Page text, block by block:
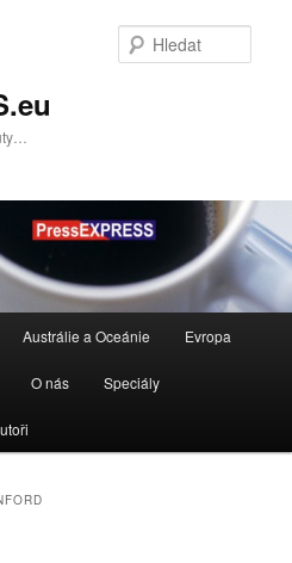
Austrálie a Oceánie Evropa
O nás Speciály